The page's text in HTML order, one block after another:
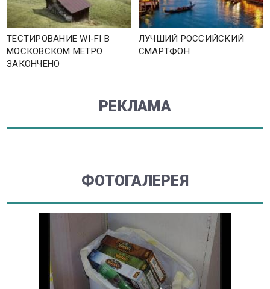
ТЕСТИРОВАНИЕ WI-FI В
МОСКОВСКОМ МЕТРО
ЗАКОНЧЕНО
ЛУЧШИЙ РОССИЙСКИЙ
СМАРТФОН
РЕКЛАМА
ФОТОГАЛЕРЕЯ